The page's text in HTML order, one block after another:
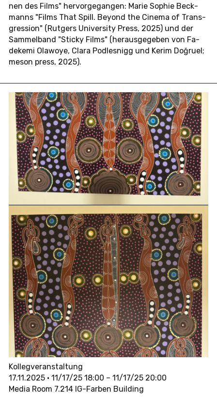
nen des Films" her­vor­ge­gan­gen: Marie Sophie Beck­
manns "Films That Spill. Beyond the Cinema of Trans­
gres­si­on" (Rut­gers Uni­ver­si­ty Press, 2025) und der
Sam­mel­band "Sticky Films" (her­aus­ge­ge­ben von Fa­
de­ke­mi Ola­woye, Clara Pod­les­nigg und Kerim Doğruel;
meson press, 2025).
Kollegveranstaltung
17.11.2025 • 11/17/25 18:00 – 11/17/25 20:00
Media Room 7.214 IG-Farben Building